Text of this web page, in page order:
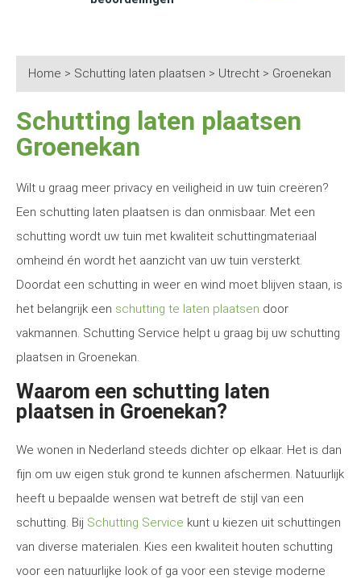
Home > Schutting laten plaatsen > Utrecht > Groenekan
Schutting laten plaatsen
Groenekan
Wilt u graag meer privacy en veiligheid in uw tuin creëren?
Een schutting laten plaatsen is dan onmisbaar. Met een
schutting wordt uw tuin met kwaliteit schuttingmateriaal
omheind én wordt het aanzicht van uw tuin versterkt.
Doordat een schutting in weer en wind moet blijven staan, is
het belangrijk een schutting te laten plaatsen door
vakmannen. Schutting Service helpt u graag bij uw schutting
plaatsen in Groenekan.
Waarom een schutting laten
plaatsen in Groenekan?
We wonen in Nederland steeds dichter op elkaar. Het is dan
fijn om uw eigen stuk grond te kunnen afschermen. Natuurlijk
heeft u bepaalde wensen wat betreft de stijl van een
schutting. Bij Schutting Service kunt u kiezen uit schuttingen
van diverse materialen. Kies een kwaliteit houten schutting
voor een natuurlijke look of ga voor een stevige moderne